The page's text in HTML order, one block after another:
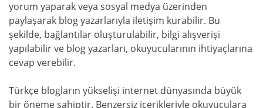
yorum yaparak veya sosyal medya üzerinden
paylaşarak blog yazarlarıyla iletişim kurabilir. Bu
şekilde, bağlantılar oluşturulabilir, bilgi alışverişi
yapılabilir ve blog yazarları, okuyucularının ihtiyaçlarına
cevap verebilir.
Türkçe blogların yükselişi internet dünyasında büyük
bir öneme sahiptir. Benzersiz içerikleriyle okuyuculara